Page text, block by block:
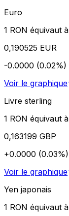
Euro
1 RON équivaut à
0,190525 EUR
-0.0000 (0.02%)
Voir le graphique
Livre sterling
1 RON équivaut à
0,163199 GBP
+0.0000 (0.03%)
Voir le graphique
Yen japonais
1 RON équivaut à